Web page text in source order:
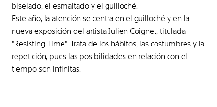
biselado, el esmaltado y el guilloché.
Este año, la atención se centra en el guilloché y en la
nueva exposición del artista Julien Coignet, titulada
"Resisting Time". Trata de los hábitos, las costumbres y la
repetición, pues las posibilidades en relación con el
tiempo son infinitas.